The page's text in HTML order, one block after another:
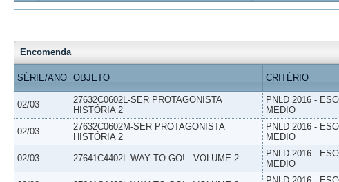
Encomenda
SÉRIE/ANO OBJETO CRITÉRIO
02/03
27632C0602L-SER PROTAGONISTA
HISTÓRIA 2
PNLD 2016 -
MEDIO
02/03
27632C0602M-SER PROTAGONISTA
HISTÓRIA 2
PNLD 2016 -
MEDIO
02/03 27641C4402L-WAY TO GO! - VOLUME 2
PNLD 2016 -
MEDIO